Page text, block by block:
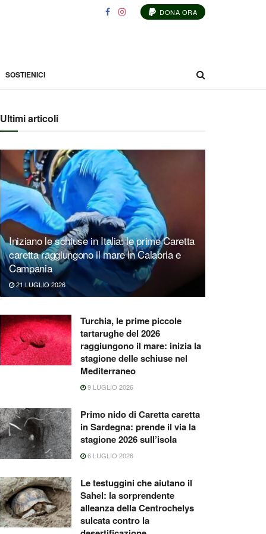
DONA ORA
SOSTIENICI
Ultimi articoli
Iniziano le schiuse in Italia: le prime Caretta
caretta raggiungono il mare in Calabria e
Campania
21 LUGLIO 2026
Turchia, le prime piccole
tartarughe del 2026
raggiungono il mare: inizia la
stagione delle schiuse nel
Mediterraneo
9 LUGLIO 2026
Primo nido di Caretta caretta
in Sardegna: prende il via la
stagione 2026 sull’isola
6 LUGLIO 2026
Le testuggini che aiutano il
Sahel: la sorprendente
alleanza della Centrochelys
sulcata contro la